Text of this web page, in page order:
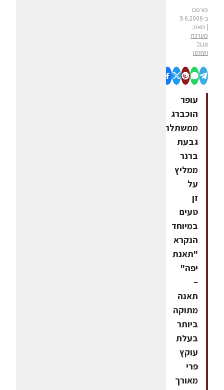
פורסם
ב-9.6.2006
| מאת:
מערכת
אכול
ושאטו
עופר
הוכברג
ממשתלת
גבעת
ברנר
ממליץ
על
זן
טעים
במיוחד
הנקרא
"תאנת
יפה"
–
תאנה
מתוקה
ביותר
בעלת
עוקץ
פרי
מאורך